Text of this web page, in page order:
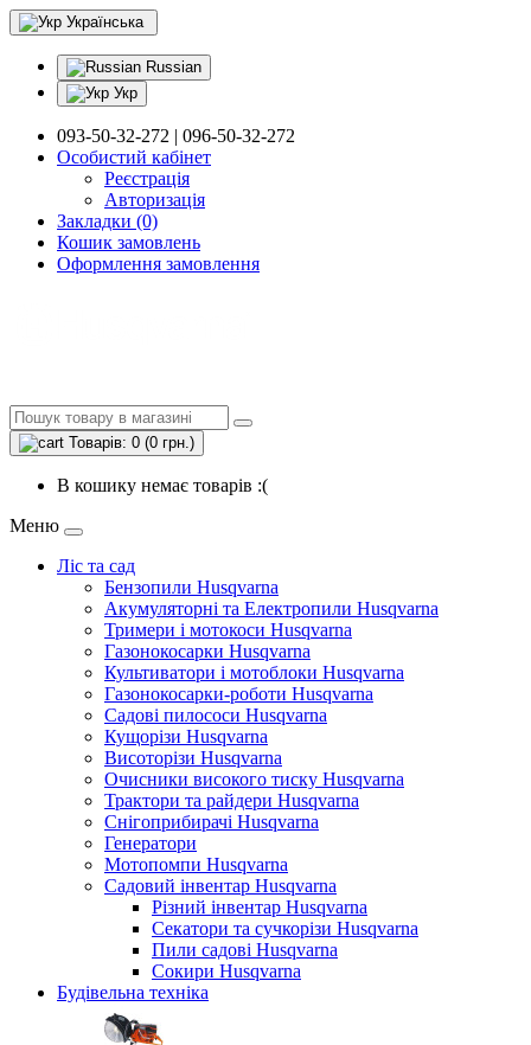
Українська
Russian
Укр
093-50-32-272 | 096-50-32-272
Особистий кабінет
Реєстрація
Авторизація
Закладки (0)
Кошик замовлень
Оформлення замовлення
Товарів: 0 (0 грн.)
В кошику немає товарів :(
Меню
Ліс та сад
Бензопили Husqvarna
Акумуляторні та Електропили Husqvarna
Тримери і мотокоси Husqvarna
Газонокосарки Husqvarna
Культиватори і мотоблоки Husqvarna
Газонокосарки-роботи Husqvarna
Садові пилососи Husqvarna
Кущорізи Husqvarna
Висоторізи Husqvarna
Очисники високого тиску Husqvarna
Трактори та райдери Husqvarna
Снігоприбирачі Husqvarna
Генератори
Мотопомпи Husqvarna
Садовий інвентар Husqvarna
Різний інвентар Husqvarna
Секатори та сучкорізи Husqvarna
Пили садові Husqvarna
Сокири Husqvarna
Будівельна техніка